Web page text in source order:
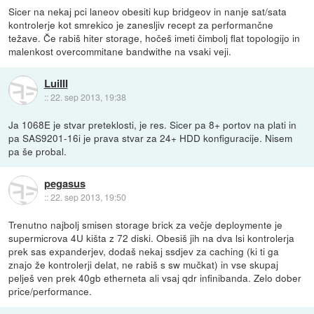
Sicer na nekaj pci laneov obesiti kup bridgeov in nanje sat/sata
kontrolerje kot smrekico je zanesljiv recept za performančne
težave. Če rabiš hiter storage, hočeš imeti čimbolj flat topologijo in
malenkost overcommitane bandwithe na vsaki veji.
LuiIII
::22. sep 2013, 19:38
Ja 1068E je stvar preteklosti, je res. Sicer pa 8+ portov na plati in
pa SAS9201-16i je prava stvar za 24+ HDD konfiguracije. Nisem
pa še probal.
pegasus
::22. sep 2013, 19:50
Trenutno najbolj smisen storage brick za večje deploymente je
supermicrova 4U kišta z 72 diski. Obesiš jih na dva lsi kontrolerja
prek sas expanderjev, dodaš nekaj ssdjev za caching (ki ti ga
znajo že kontrolerji delat, ne rabiš s sw mučkat) in vse skupaj
pelješ ven prek 40gb etherneta ali vsaj qdr infinibanda. Zelo dober
price/performance.